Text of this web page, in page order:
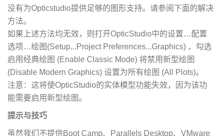
没有为Opticstudio提供足够的图形支持。请参阅下面的解决
方法。
如果上述方法均无效，则打开OpticStudio中的设置…配置
选项…绘图(Setup...Project Preferences...Graphics) ，勾选
启用经典绘图 (Enable Classic Mode) 将禁用新型绘图
(Disable Modern Graphics) 设置为所有绘图 (All Plots)。
注意：这将使OpticStudio的实体模型功能失效，因为该功
能需要启用新型绘图。
提示与技巧
虽然我们不提供Boot Camp、Parallels Desktop、VMware